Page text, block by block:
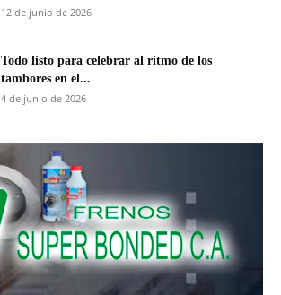
12 de junio de 2026
Todo listo para celebrar al ritmo de los
tambores en el...
4 de junio de 2026